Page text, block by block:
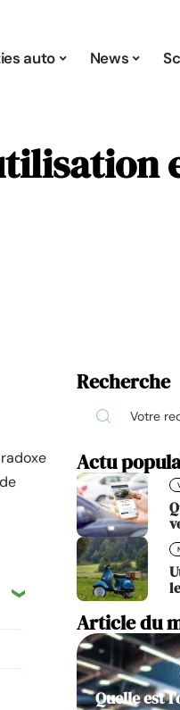
auto News
Recherche
Actu
Article du
Quelle est